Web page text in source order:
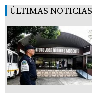
ÚLTIMAS NOTICIAS